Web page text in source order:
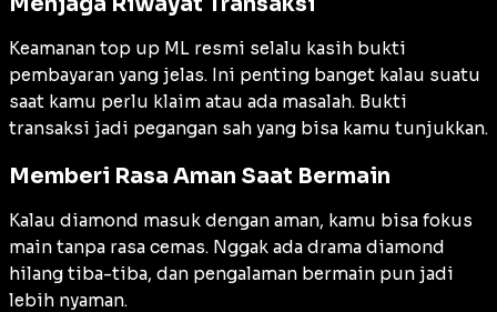
Keamanan top up ML resmi selalu kasih bukti
pembayaran yang jelas. Ini penting banget kalau suatu
saat kamu perlu klaim atau ada masalah. Bukti
transaksi jadi pegangan sah yang bisa kamu tunjukkan.
Memberi Rasa Aman Saat Bermain
Kalau diamond masuk dengan aman, kamu bisa fokus
main tanpa rasa cemas. Nggak ada drama diamond
hilang tiba-tiba, dan pengalaman bermain pun jadi
lebih nyaman.